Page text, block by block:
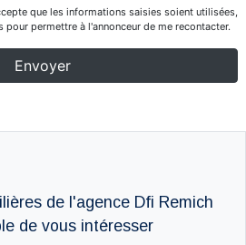
de l'agence Dfi Remich
de vous intéresser